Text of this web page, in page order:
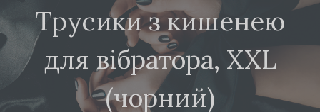
Трусики з кишенею
для вібратора, XXL
(чорний)